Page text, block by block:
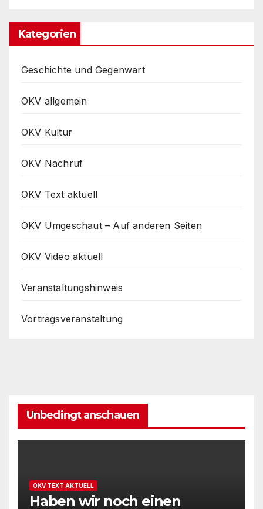
Kategorien
Geschichte und Gegenwart
OKV allgemein
OKV Kultur
OKV Nachruf
OKV Text aktuell
OKV Umgeschaut – Auf anderen Seiten
OKV Video aktuell
Veranstaltungshinweis
Vortragsveranstaltung
Unbedingt anschauen
OKV TEXT AKTUELL
Haben wir noch einen